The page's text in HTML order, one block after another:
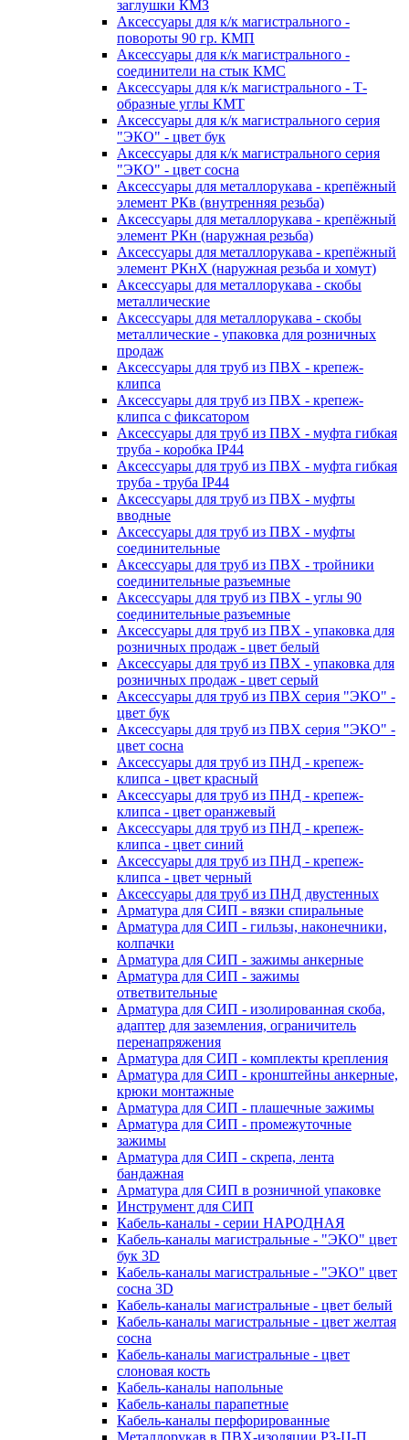
заглушки КМЗ
Аксессуары для к/к магистрального -
повороты 90 гр. КМП
Аксессуары для к/к магистрального -
соединители на стык КМС
Аксессуары для к/к магистрального - Т-
образные углы КМТ
Аксессуары для к/к магистрального серия
"ЭКО" - цвет бук
Аксессуары для к/к магистрального серия
"ЭКО" - цвет сосна
Аксессуары для металлорукава - крепёжный
элемент РКв (внутренняя резьба)
Аксессуары для металлорукава - крепёжный
элемент РКн (наружная резьба)
Аксессуары для металлорукава - крепёжный
элемент РКнХ (наружная резьба и хомут)
Аксессуары для металлорукава - скобы
металлические
Аксессуары для металлорукава - скобы
металлические - упаковка для розничных
продаж
Аксессуары для труб из ПВХ - крепеж-
клипса
Аксессуары для труб из ПВХ - крепеж-
клипса с фиксатором
Аксессуары для труб из ПВХ - муфта гибкая
труба - коробка IP44
Аксессуары для труб из ПВХ - муфта гибкая
труба - труба IP44
Аксессуары для труб из ПВХ - муфты
вводные
Аксессуары для труб из ПВХ - муфты
соединительные
Аксессуары для труб из ПВХ - тройники
соединительные разъемные
Аксессуары для труб из ПВХ - углы 90
соединительные разъемные
Аксессуары для труб из ПВХ - упаковка для
розничных продаж - цвет белый
Аксессуары для труб из ПВХ - упаковка для
розничных продаж - цвет серый
Аксессуары для труб из ПВХ серия "ЭКО" -
цвет бук
Аксессуары для труб из ПВХ серия "ЭКО" -
цвет сосна
Аксессуары для труб из ПНД - крепеж-
клипса - цвет красный
Аксессуары для труб из ПНД - крепеж-
клипса - цвет оранжевый
Аксессуары для труб из ПНД - крепеж-
клипса - цвет синий
Аксессуары для труб из ПНД - крепеж-
клипса - цвет черный
Аксессуары для труб из ПНД двустенных
Арматура для СИП - вязки спиральные
Арматура для СИП - гильзы, наконечники,
колпачки
Арматура для СИП - зажимы анкерные
Арматура для СИП - зажимы
ответвительные
Арматура для СИП - изолированная скоба,
адаптер для заземления, ограничитель
перенапряжения
Арматура для СИП - комплекты крепления
Арматура для СИП - кронштейны анкерные,
крюки монтажные
Арматура для СИП - плашечные зажимы
Арматура для СИП - промежуточные
зажимы
Арматура для СИП - скрепа, лента
бандажная
Арматура для СИП в розничной упаковке
Инструмент для СИП
Кабель-каналы - серии НАРОДНАЯ
Кабель-каналы магистральные - "ЭКО" цвет
бук 3D
Кабель-каналы магистральные - "ЭКО" цвет
сосна 3D
Кабель-каналы магистральные - цвет белый
Кабель-каналы магистральные - цвет желтая
сосна
Кабель-каналы магистральные - цвет
слоновая кость
Кабель-каналы напольные
Кабель-каналы парапетные
Кабель-каналы перфорированные
Металлорукав в ПВХ-изоляции РЗ-Ц-П